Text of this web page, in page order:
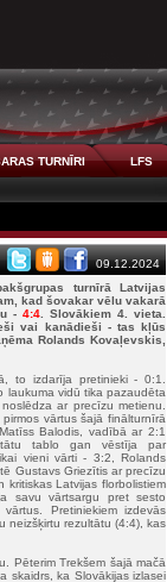
TURNĪRI LFS
09.12.2024
turnīrā Latvijas
kad šovakar vēlu vakarā
-4:4 . Slovākiem 4. vieta.
vai kanādieši - tas kļūs
Rolands Kovaļevskis,
to izdarīja pretinieki - 0:1.
laukuma vidū tika pazaudēta
ar precīzu metienu.
vārtus šajā finālturnīrā
Balodis, vadībā ar 2:1
tablo gan vēstīja par
vieni vārti - 3:2, Rolands
Gustavs Griezītis ar precīzu
Latvijas florbolistiem
savu vārtsargu pret sesto
Pretiniekiem izdevās
neizšķirtu rezultātu (4:4), kas
Pēterim Trekšem šajā mačā
skaidrs, ka Slovākijas izlasei